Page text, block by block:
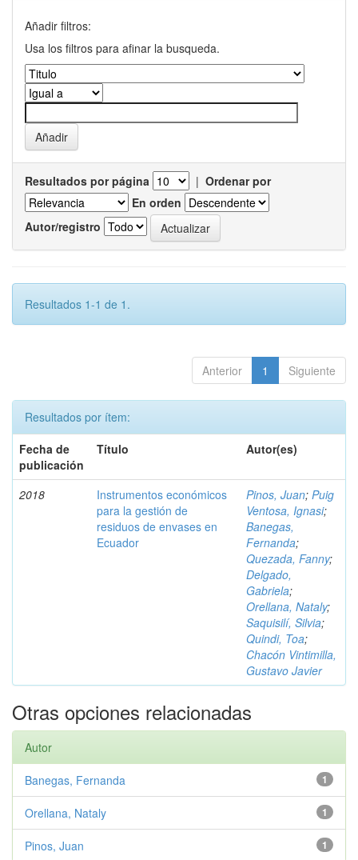
Añadir filtros:
Usa los filtros para afinar la busqueda.
Resultados por página | Ordenar por
En orden
Autor/registro
Resultados 1-1 de 1.
Anterior 1 Siguiente
Resultados por ítem:
Fecha de
publicación
Título Autor(es)
2018
Instrumentos económicos
para la gestión de
residuos de envases en
Ecuador
Pinos, Juan; Puig
Ventosa, Ignasi;
Banegas,
Fernanda;
Quezada, Fanny;
Delgado,
Gabriela;
Orellana, Nataly;
Saquisilí, Silvia;
Quindi, Toa;
Chacón Vintimilla,
Gustavo Javier
Otras opciones relacionadas
Autor
1
Banegas, Fernanda
1
Orellana, Nataly
1
Pinos, Juan